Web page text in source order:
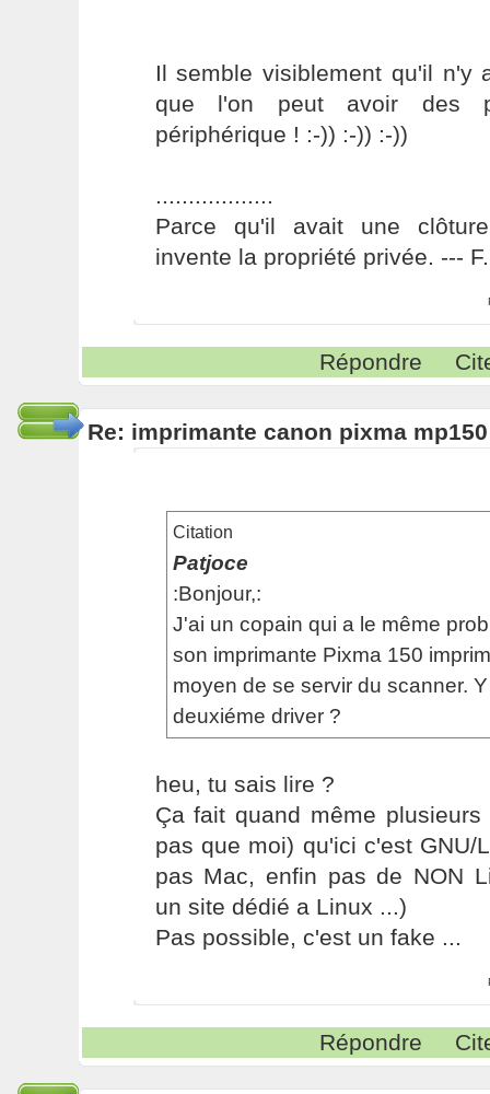
Il semble visiblement qu'il n'y
que l'on peut avoir des
périphérique ! :-)) :-)) :-))
..................
Parce qu'il avait une
invente la propriété privée. ---
Répondre
Re: imprimante canon pixma mp150
Citation
Patjoce
:Bonjour,:
J'ai un copain qui a le même
son imprimante Pixma 150
moyen de se servir du scanner.
deuxiéme driver ?
heu, tu sais lire ?
Ça fait quand même
pas que moi) qu'ici c'est GNU/
pas Mac, enfin pas de NON
un site dédié a Linux ...)
Pas possible, c'est un fake ...
Répondre